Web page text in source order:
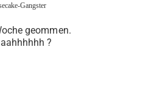
Gangster
geommen.
?